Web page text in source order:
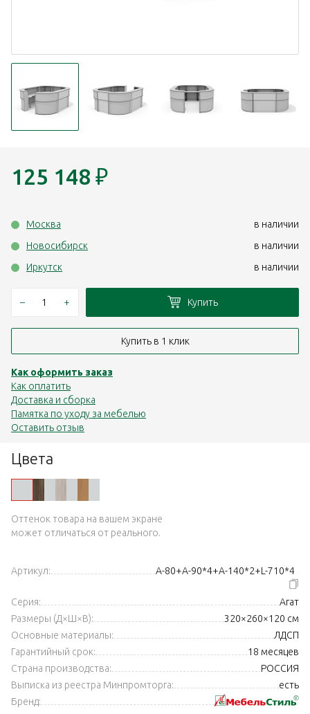
Цвета
Оттенок товара на вашем экране
может отличаться от реального.
Артикул: А-80+А-90*4+А-140*2+L-710*4
Серия:
Агат
Размеры (Д×Ш×В):
320×260×120 см
Основные материалы:
ЛДСП
Гарантийный срок:
18 месяцев
Страна производства:
РОССИЯ
Выписка из реестра Минпромторга:
есть
Бренд:
125 148 ₽
Москва
в наличии
Новосибирск
в наличии
Иркутск
в наличии
– + Купить
Купить в 1 клик
Как оформить заказ
Как оплатить
Доставка и сборка
Памятка по уходу за мебелью
Оставить отзыв